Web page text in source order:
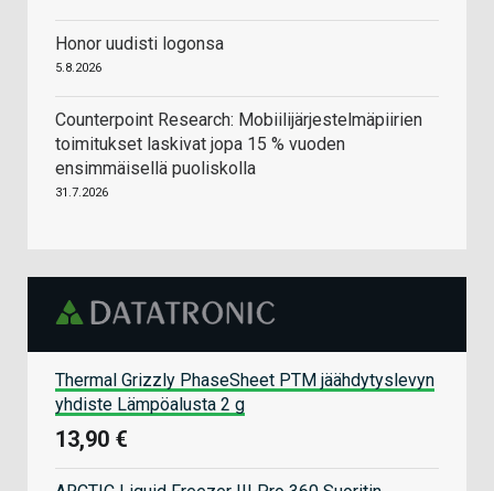
Honor uudisti logonsa
5.8.2026
Counterpoint Research: Mobiilijärjestelmäpiirien
toimitukset laskivat jopa 15 % vuoden
ensimmäisellä puoliskolla
31.7.2026
Thermal Grizzly PhaseSheet PTM jäähdytyslevyn
yhdiste Lämpöalusta 2 g
13,90 €